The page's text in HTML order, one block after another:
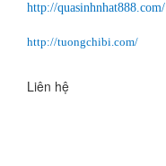
http://quasinhnhat888.com/
http://tuongchibi.com/
Liên hệ